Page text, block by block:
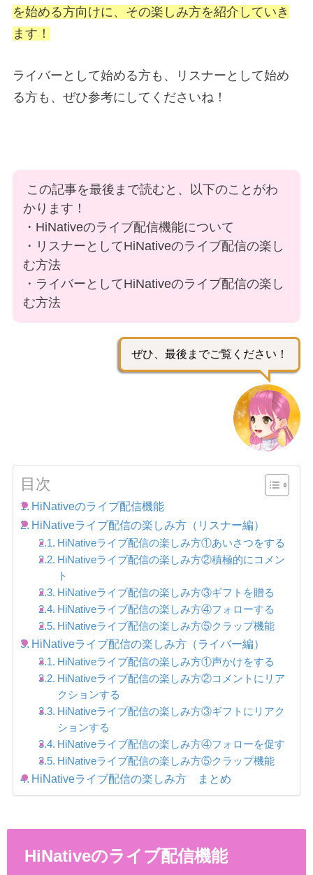
を始める方向けに、その楽しみ方を紹介していき
ます！
ライバーとして始める方も、リスナーとして始め
る方も、ぜひ参考にしてくださいね！
この記事を最後まで読むと、以下のことがわ
かります！
・HiNativeのライブ配信機能について
・リスナーとしてHiNativeのライブ配信の楽し
む方法
・ライバーとしてHiNativeのライブ配信の楽し
む方法
ぜひ、最後までご覧ください！
目次
HiNativeのライブ配信機能
HiNativeライブ配信の楽しみ方（リスナー編）
HiNativeライブ配信の楽しみ方①あいさつをする
HiNativeライブ配信の楽しみ方②積極的にコメン
ト
HiNativeライブ配信の楽しみ方③ギフトを贈る
HiNativeライブ配信の楽しみ方④フォローする
HiNativeライブ配信の楽しみ方⑤クラップ機能
HiNativeライブ配信の楽しみ方（ライバー編）
HiNativeライブ配信の楽しみ方①声かけをする
HiNativeライブ配信の楽しみ方②コメントにリア
クションする
HiNativeライブ配信の楽しみ方③ギフトにリアク
ションする
HiNativeライブ配信の楽しみ方④フォローを促す
HiNativeライブ配信の楽しみ方⑤クラップ機能
HiNativeライブ配信の楽しみ方 まとめ
HiNativeのライブ配信機能